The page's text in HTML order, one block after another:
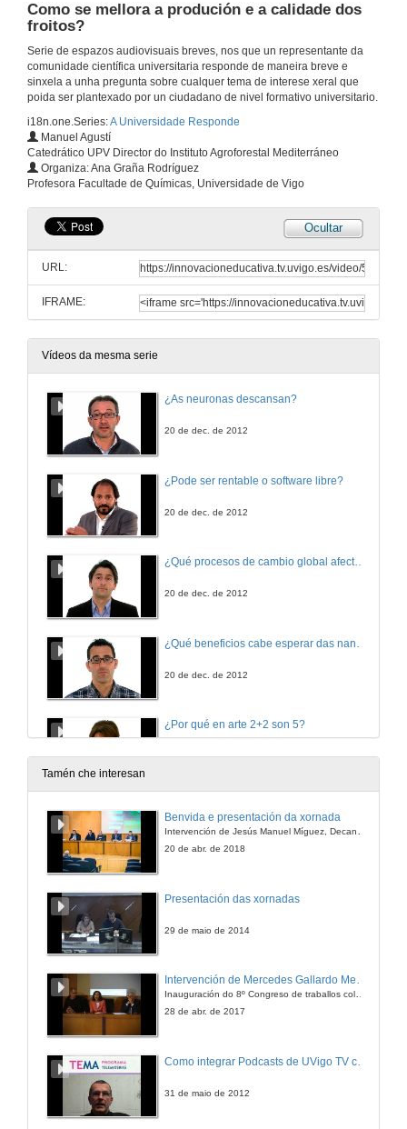
Como se mellora a produción e a calidade dos
froitos?
Serie de espazos audiovisuais breves, nos que un representante da
comunidade científica universitaria responde de maneira breve e
sinxela a unha pregunta sobre cualquer tema de interese xeral que
poida ser plantexado por un ciudadano de nivel formativo universitario.
i18n.one.Series:A Universidade Responde
Manuel Agustí
Catedrático UPV Director do Instituto Agroforestal Mediterráneo
Organiza: Ana Graña Rodríguez
Profesora Facultade de Químicas, Universidade de Vigo
Ocultar
URL:
IFRAME:
Vídeos da mesma serie
¿As neuronas descansan?
20 de dec. de 2012
¿Pode ser rentable o software libre?
20 de dec. de 2012
¿Qué procesos de cambio global afectan os ecosistemas mariños?
20 de dec. de 2012
20 de dec. de 2012
¿Por qué en arte 2+2 son 5?
20 de dec. de 2012
20 de dec. de 2012
20 de dec. de 2012
Tamén che interesan
Benvida e presentación da xornada
20 de abr. de 2018
Presentación das xornadas
29 de maio de 2014
Intervención de Mercedes Gallardo Medina
28 de abr. de 2017
31 de maio de 2012